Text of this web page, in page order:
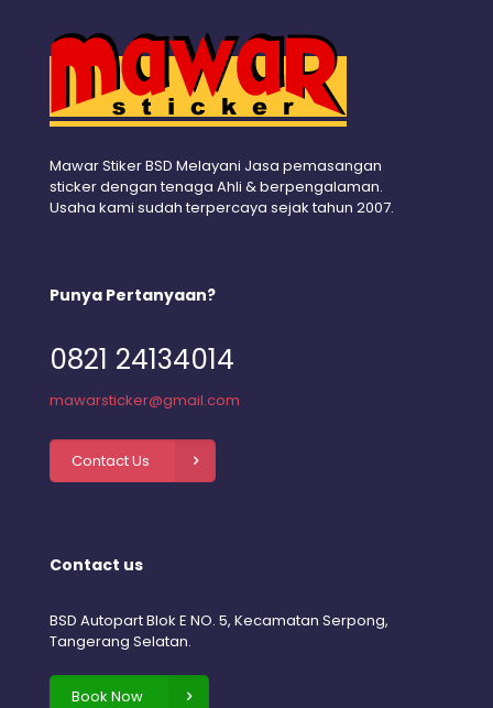
Mawar Stiker BSD Melayani Jasa pemasangan
sticker dengan tenaga Ahli & berpengalaman.
Usaha kami sudah terpercaya sejak tahun 2007.
Punya Pertanyaan?
0821 24134014
mawarsticker@gmail.com
Contact Us
Contact us
BSD Autopart Blok E NO. 5, Kecamatan Serpong,
Tangerang Selatan.
Book Now